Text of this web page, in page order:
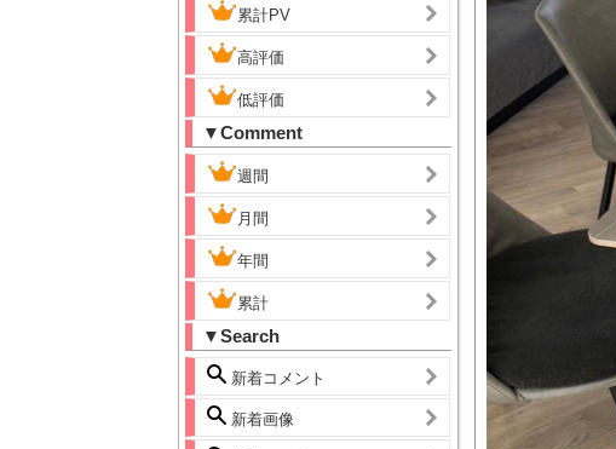
累計PV
高評価
低評価
▼Comment
週間
月間
年間
累計
▼Search
新着コメント
新着画像